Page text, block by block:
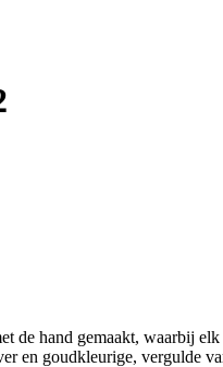
hand gemaakt, waarbij
en goudkleurige, vergulde